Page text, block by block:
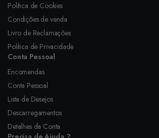
Política de Cookies
Condições de venda
Livro de Reclamações
Política de Privacidade
Conta Pessoal
Encomendas
Conta Pessoal
Lista de Desejos
Descarregamentos
Detalhes da Conta